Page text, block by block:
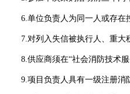
6.单位负责人为同一人或存在
7.对列入失信被执行人、 重大
8.供应商须在“社会消防技术
9.项目负责人具有一级注册消